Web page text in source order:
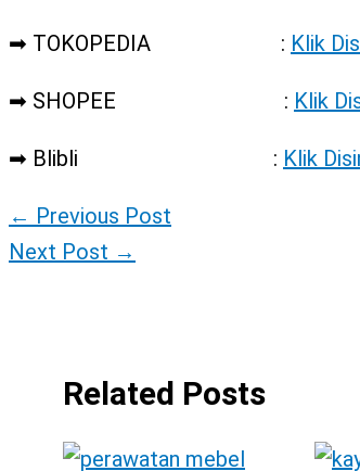
➡ TOKOPEDIA : Klik
➡ SHOPEE : Klik
➡ Blibli : Klik
← Previous Post
Next Post →
Related Posts